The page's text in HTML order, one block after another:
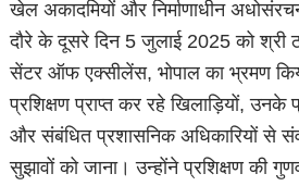
खेल अकादमियों और निर्माणाधीन
दौरे के दूसरे दिन 5 जुलाई 2025 को श्री
सेंटर ऑफ एक्सीलेंस, भोपाल का भ्रमण
प्रशिक्षण प्राप्त कर रहे खिलाड़ियों, उनके
और संबंधित प्रशासनिक अधिकारियों से
सुझावों को जाना। उन्होंने प्रशिक्षण की